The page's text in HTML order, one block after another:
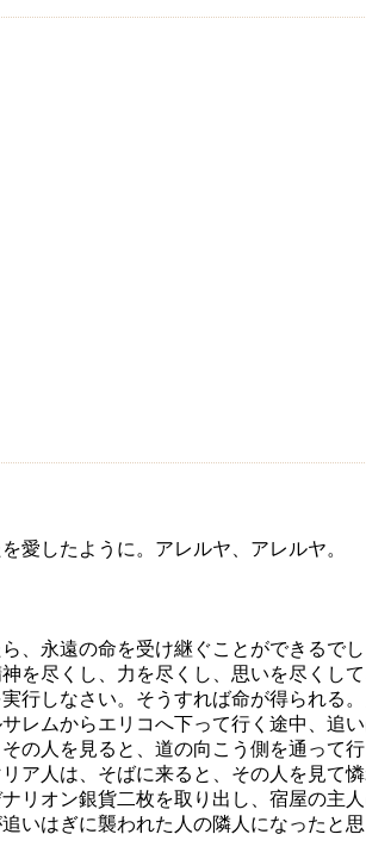
愛したように。アレルヤ、アレルヤ。
、永遠の命を受け継ぐことができるでし
を尽くし、力を尽くし、思いを尽くし
行しなさい。そうすれば命が得られる。
レムからエリコへ下って行く途中、追
の人を見ると、道の向こう側を通って行
ア人は、そばに来ると、その人を見て憐
リオン銀貨二枚を取り出し、宿屋の主
いはぎに襲われた人の隣人になったと思